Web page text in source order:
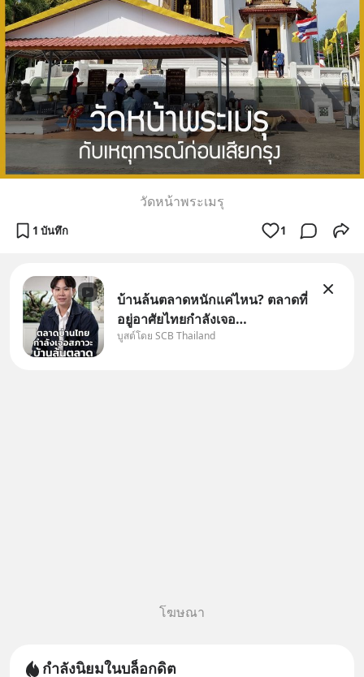
วัดหน้าพระเมรุ
1 บันทึก 1
บ้านล้นตลาดหนักแค่ไหน? ตลาดที่
อยู่อาศัยไทยกำลังเจอ
Oversupply หนักกว่าที่คิด และ
บูสต์โดย SCB Thailand
โฆษณา
กำลังนิยมในบล็อกดิต